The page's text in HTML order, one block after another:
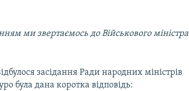
ми звертаємось до Військового міністра
засідання Ради народних міністрів
була дана коротка відповідь: